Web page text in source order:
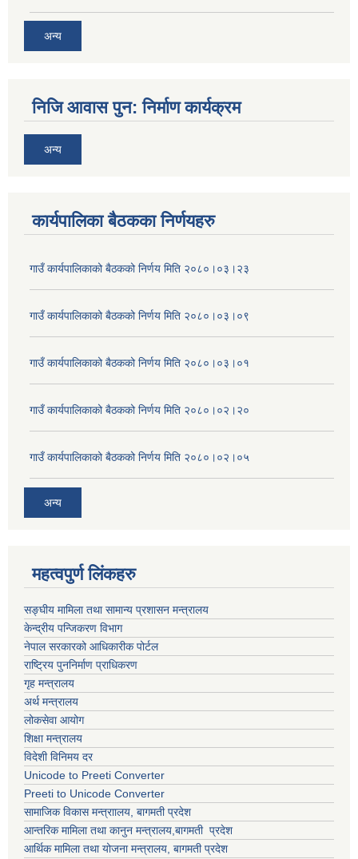
अन्य
निजि आवास पुन: निर्माण कार्यक्रम
अन्य
कार्यपालिका बैठकका निर्णयहरु
गाउँ कार्यपालिकाको बैठकको निर्णय मिति २०८०।०३।२३
गाउँ कार्यपालिकाको बैठकको निर्णय मिति २०८०।०३।०९
गाउँ कार्यपालिकाको बैठकको निर्णय मिति २०८०।०३।०१
गाउँ कार्यपालिकाको बैठकको निर्णय मिति २०८०।०२।२०
गाउँ कार्यपालिकाको बैठकको निर्णय मिति २०८०।०२।०५
अन्य
महत्वपुर्ण लिंकहरु
सङ्घीय मामिला तथा सामान्य प्रशासन मन्त्रालय
केन्द्रीय पन्जिकरण विभाग
नेपाल सरकारको आधिकारीक पोर्टल
राष्ट्रिय पुननिर्माण प्राधिकरण
गृह मन्त्रालय
अर्थ मन्त्रालय
लोकसेवा आयोग
शिक्षा मन्त्रालय
विदेशी विनिमय दर
Unicode to Preeti Converter
Preeti to Unicode Converter
सामाजिक विकास मन्त्राालय, बागमती प्रदेश
आन्तरिक मामिला तथा कानुन मन्त्रालय,बागमती प्रदेश
आर्थिक मामिला तथा योजना मन्त्रालय, बागमती प्रदेश